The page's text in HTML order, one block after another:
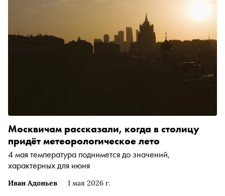
Иван Адоньев 1 мая 2026 г.
Москвичам рассказали, когда в столицу
придёт метеорологическое лето
4 мая температура поднимется до значений,
характерных для июня